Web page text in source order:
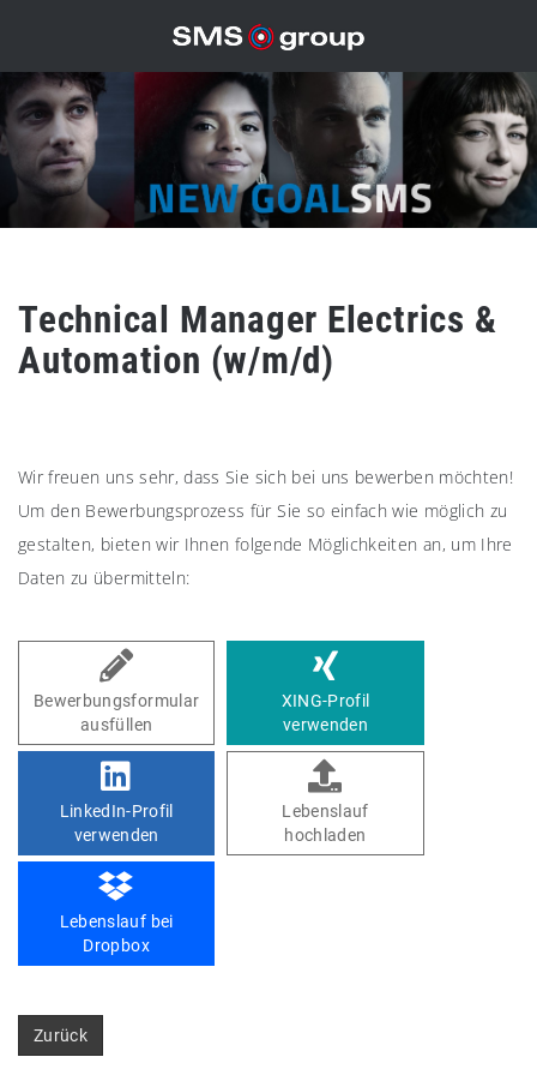
Technical Manager Electrics &
Automation (w/m/d)
Wir freuen uns sehr, dass Sie sich bei uns bewerben möchten!
Um den Bewerbungsprozess für Sie so einfach wie möglich zu
gestalten, bieten wir Ihnen folgende Möglichkeiten an, um Ihre
Daten zu übermitteln:
Bewerbungsformular
ausfüllen
XING-Profil
verwenden
LinkedIn-Profil
verwenden
Lebenslauf
hochladen
Lebenslauf bei
Dropbox
Zurück